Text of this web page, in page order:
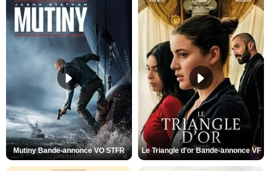
Mutiny Bande-annonce VO STFR Le Triangle d'or Bande-annonce VF